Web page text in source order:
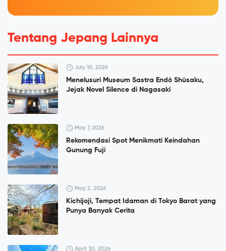
Tentang Jepang Lainnya
July 10, 2026
Menelusuri Museum Sastra Endō Shūsaku,
Jejak Novel Silence di Nagasaki
May 7, 2026
Rekomendasi Spot Menikmati Keindahan
Gunung Fuji
May 2, 2026
Kichijoji, Tempat Idaman di Tokyo Barat yang
Punya Banyak Cerita
April 30, 2026